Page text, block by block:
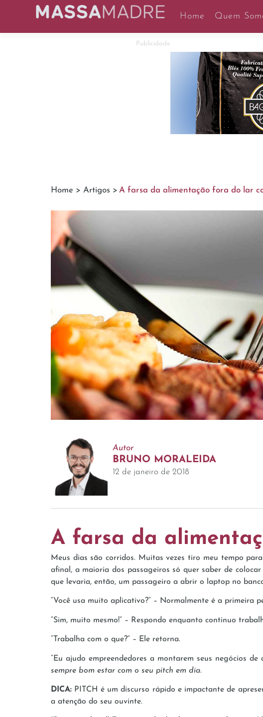
Home Quem
Publicidade
Home > Artigos > A farsa da alimentação fora do lar
Autor
BRUNO MORALEIDA
12 de janeiro de 2018
A farsa da
Meus dias são corridos. Muitas vezes tiro meu tempo
afinal, a maioria dos passageiros só quer saber de
que levaria, então, um passageiro a abrir o laptop no
“Você usa muito aplicativo?” – Normalmente é a primeira
“Sim, muito mesmo!” – Respondo enquanto continuo
“Trabalha com o que?” – Ele retorna.
“Eu ajudo empreendedores a montarem seus negócios
sempre bom estar com o seu pitch em dia.
DICA: PITCH é um discurso rápido e impactante de
a atenção do seu ouvinte.